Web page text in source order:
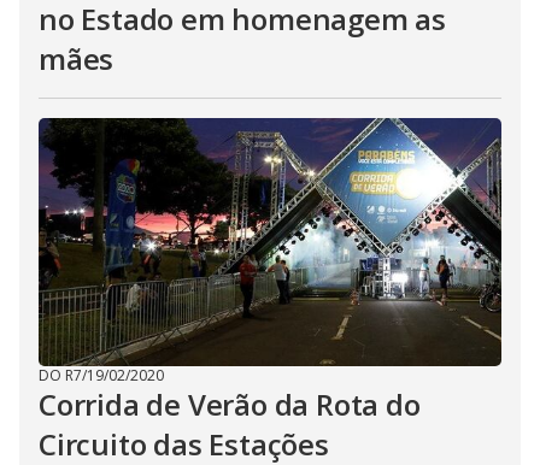
no Estado em homenagem as
mães
DO R7/19/02/2020
Corrida de Verão da Rota do
Circuito das Estações